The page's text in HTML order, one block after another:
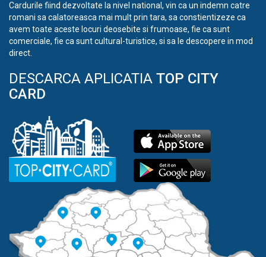
Cardurile fiind dezvoltate la nivel national, vin ca un indemn catre
romani sa calatoreasca mai mult prin tara, sa constientizeze ca
avem toate aceste locuri deosebite si frumoase, fie ca sunt
comerciale, fie ca sunt cultural-turistice, si sa le descopere in mod
direct.
DESCARCA APLICATIA TOP CITY
CARD